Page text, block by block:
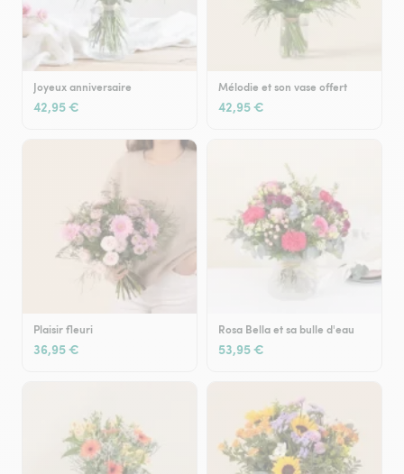
Joyeux anniversaire
42,95 €
Mélodie et son vase offert
42,95 €
Plaisir fleuri
36,95 €
Rosa Bella et sa bulle d'eau
53,95 €